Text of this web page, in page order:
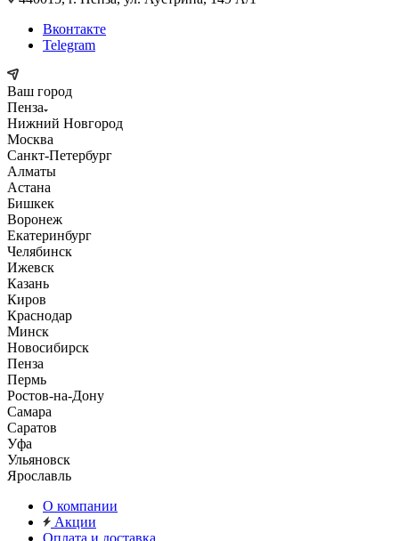
Вконтакте
Telegram
Ваш город
Пенза
Нижний Новгород
Москва
Санкт-Петербург
Алматы
Астана
Бишкек
Воронеж
Екатеринбург
Челябинск
Ижевск
Казань
Киров
Краснодар
Минск
Новосибирск
Пенза
Пермь
Ростов-на-Дону
Самара
Саратов
Уфа
Ульяновск
Ярославль
О компании
Акции
Оплата и доставка